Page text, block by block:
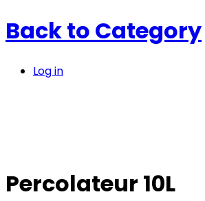
Back to Category
Log in
Percolateur 10L